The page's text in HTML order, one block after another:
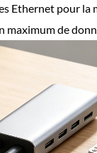
Ethernet pour
de